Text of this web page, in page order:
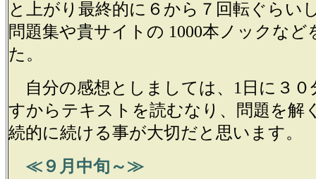
と上がり最終的に６から７回転ぐらい
問題集や貴サイトの 1000本ノックな
た。
自分の感想としましては、1日に３０
すからテキストを読むなり、問題を解
続的に続ける事が大切だと思います。
≪ ９月中旬～≫